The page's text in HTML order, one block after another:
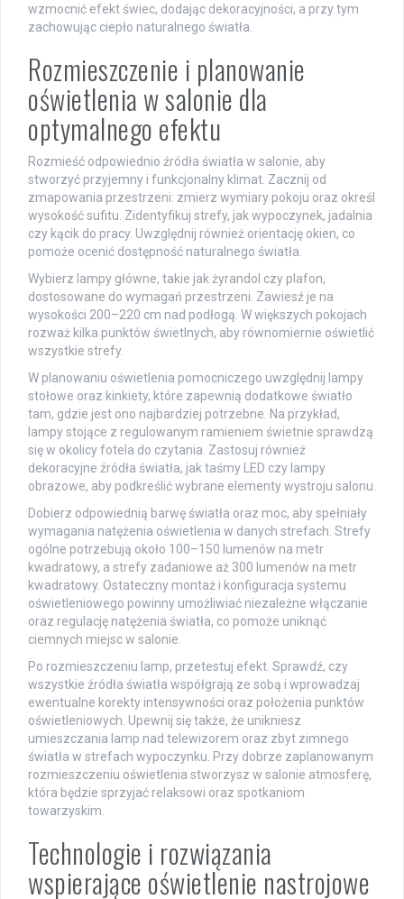
wzmocnić efekt świec, dodając dekoracyjności, a przy tym
zachowując ciepło naturalnego światła.
Rozmieszczenie i planowanie
oświetlenia w salonie dla
optymalnego efektu
Rozmieść odpowiednio źródła światła w salonie, aby
stworzyć przyjemny i funkcjonalny klimat. Zacznij od
zmapowania przestrzeni: zmierz wymiary pokoju oraz określ
wysokość sufitu. Zidentyfikuj strefy, jak wypoczynek, jadalnia
czy kącik do pracy. Uwzględnij również orientację okien, co
pomoże ocenić dostępność naturalnego światła.
Wybierz lampy główne, takie jak żyrandol czy plafon,
dostosowane do wymagań przestrzeni. Zawiesź je na
wysokości 200–220 cm nad podłogą. W większych pokojach
rozważ kilka punktów świetlnych, aby równomiernie oświetlić
wszystkie strefy.
W planowaniu oświetlenia pomocniczego uwzględnij lampy
stołowe oraz kinkiety, które zapewnią dodatkowe światło
tam, gdzie jest ono najbardziej potrzebne. Na przykład,
lampy stojące z regulowanym ramieniem świetnie sprawdzą
się w okolicy fotela do czytania. Zastosuj również
dekoracyjne źródła światła, jak taśmy LED czy lampy
obrazowe, aby podkreślić wybrane elementy wystroju salonu.
Dobierz odpowiednią barwę światła oraz moc, aby spełniały
wymagania natężenia oświetlenia w danych strefach. Strefy
ogólne potrzebują około 100–150 lumenów na metr
kwadratowy, a strefy zadaniowe aż 300 lumenów na metr
kwadratowy. Ostateczny montaż i konfiguracja systemu
oświetleniowego powinny umożliwiać niezależne włączanie
oraz regulację natężenia światła, co pomoże uniknąć
ciemnych miejsc w salonie.
Po rozmieszczeniu lamp, przetestuj efekt. Sprawdź, czy
wszystkie źródła światła współgrają ze sobą i wprowadzaj
ewentualne korekty intensywności oraz położenia punktów
oświetleniowych. Upewnij się także, że unikniesz
umieszczania lamp nad telewizorem oraz zbyt zimnego
światła w strefach wypoczynku. Przy dobrze zaplanowanym
rozmieszczeniu oświetlenia stworzysz w salonie atmosferę,
która będzie sprzyjać relaksowi oraz spotkaniom
towarzyskim.
Technologie i rozwiązania
wspierające oświetlenie nastrojowe